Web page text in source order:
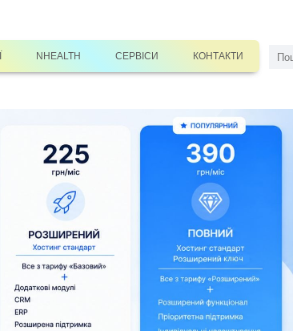
NHEALTH СЕРВІСИ КОНТАКТИ